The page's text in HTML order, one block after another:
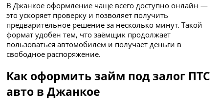
В Джанкое оформление чаще всего доступно онлайн —
это ускоряет проверку и позволяет получить
предварительное решение за несколько минут. Такой
формат удобен тем, что заёмщик продолжает
пользоваться автомобилем и получает деньги в
свободное распоряжение.
Как оформить займ под залог ПТС
авто в Джанкое